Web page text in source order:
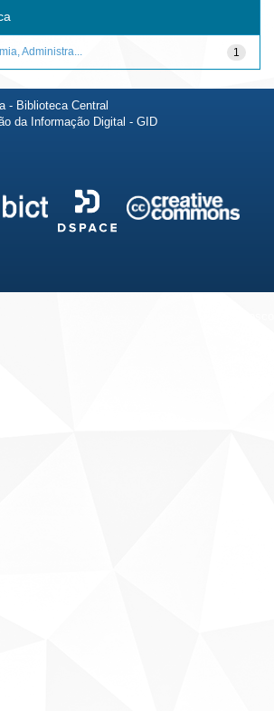
1
Administra...
- Biblioteca Central
da Informação Digital - GID